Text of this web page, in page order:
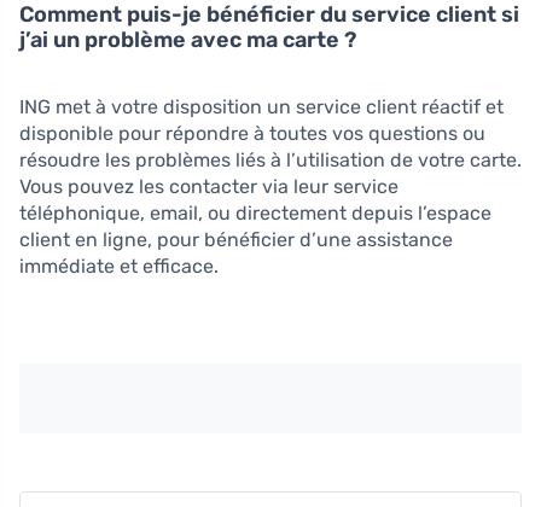
Comment puis-je bénéficier du service client si
j’ai un problème avec ma carte ?
ING met à votre disposition un service client réactif et
disponible pour répondre à toutes vos questions ou
résoudre les problèmes liés à l’utilisation de votre carte.
Vous pouvez les contacter via leur service
téléphonique, email, ou directement depuis l’espace
client en ligne, pour bénéficier d’une assistance
immédiate et efficace.